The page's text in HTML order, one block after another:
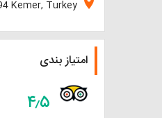
Kemer, Turkey
امتیاز بندی
۴٫۵